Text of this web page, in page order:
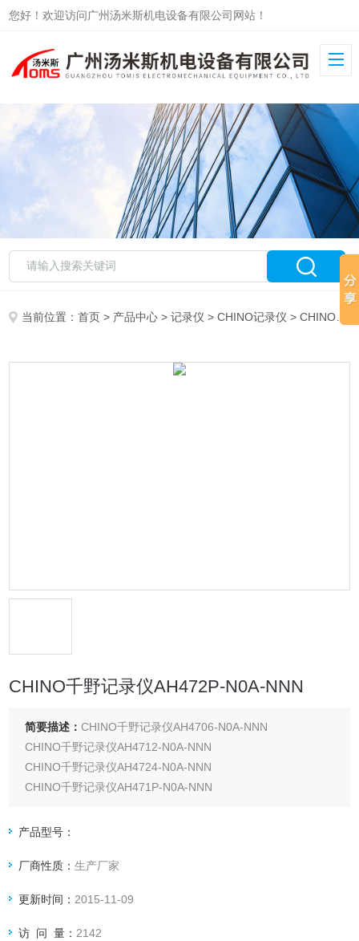
您好！欢迎访问广州汤米斯机电设备有限公司网站！
当前位置：首页 > 产品中心 >记录仪 >CHINO记录仪 > CHINO千野记录仪AH472P-N0A-NNN
CHINO千野记录仪AH472P-N0A-NNN
简要描述：CHINO千野记录仪AH4706-N0A-NNN
CHINO千野记录仪AH4712-N0A-NNN
CHINO千野记录仪AH4724-N0A-NNN
CHINO千野记录仪AH471P-N0A-NNN
CHINO千野记录仪AH473P-N0A-NNN
产品型号：
厂商性质：生产厂家
更新时间： 2015-11-09
访 问 量： 2142